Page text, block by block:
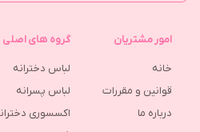
امور مشتریان
خانه
قوانین و مقررات
درباره ما
گروه های اصلی
لباس دخترانه
لباس پسرانه
اکسسوری